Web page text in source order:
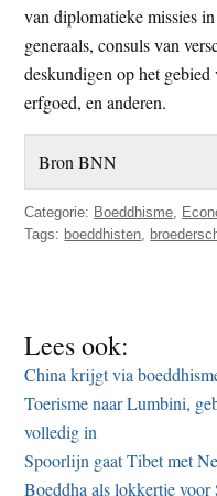
van diplomatieke missies
generaals, consuls van
deskundigen op het
erfgoed, en anderen.
Bron BNN
Categorie: Boeddhisme,
Tags: boeddhisten,
Lees ook:
China krijgt via
Toerisme naar Lumbini,
volledig in
Spoorlijn gaat Tibet met
Boeddha als lokkertje voor